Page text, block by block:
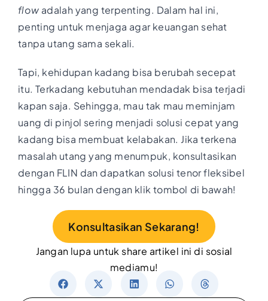
flow adalah yang terpenting. Dalam hal ini,
penting untuk menjaga agar keuangan sehat
tanpa utang sama sekali.
Tapi, kehidupan kadang bisa berubah secepat
itu. Terkadang kebutuhan mendadak bisa terjadi
kapan saja. Sehingga, mau tak mau meminjam
uang di pinjol sering menjadi solusi cepat yang
kadang bisa membuat kelabakan. Jika terkena
masalah utang yang menumpuk, konsultasikan
dengan FLIN dan dapatkan solusi tenor fleksibel
hingga 36 bulan dengan klik tombol di bawah!
Konsultasikan Sekarang!
Jangan lupa untuk share artikel ini di sosial
mediamu!